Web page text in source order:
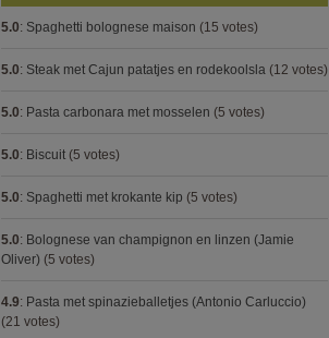
5.0: Spaghetti bolognese maison (15 votes)
5.0: Steak met Cajun patatjes en rodekoolsla (12 votes)
5.0: Pasta carbonara met mosselen (5 votes)
5.0: Biscuit (5 votes)
5.0: Spaghetti met krokante kip (5 votes)
5.0: Bolognese van champignon en linzen (Jamie
Oliver) (5 votes)
4.9: Pasta met spinazieballetjes (Antonio Carluccio)
(21 votes)